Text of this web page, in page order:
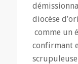
diocèse
comme un
confirmant